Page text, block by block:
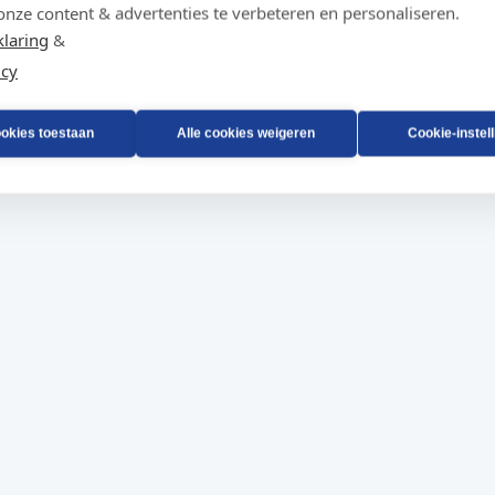
content & advertenties te verbeteren en personaliseren.
&
toestaan Alle cookies weigeren Cookie-